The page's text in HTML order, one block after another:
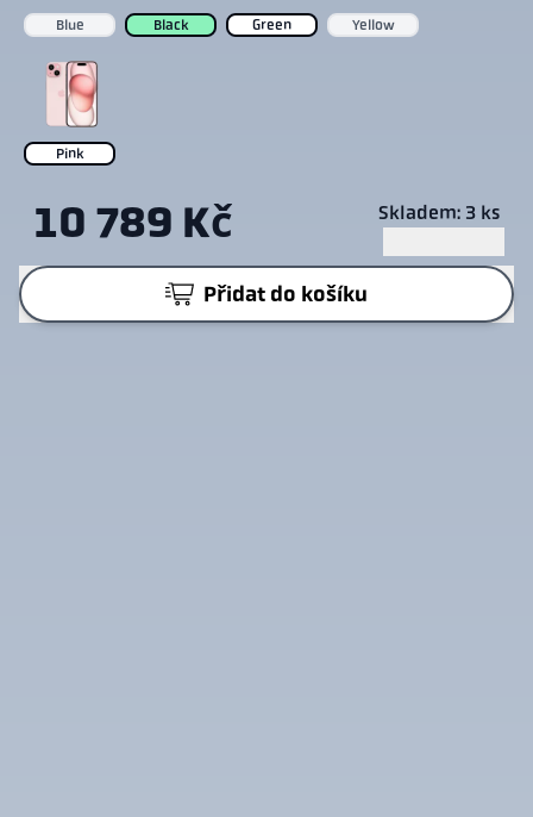
Blue Black Green Yellow
Pink
10 789 Kč Skladem: 3 ks
Přidat do košíku